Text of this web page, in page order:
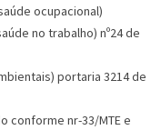
ocupacional)
no trabalho) nº24 de
portaria 3214 de
conforme nr-33/MTE e